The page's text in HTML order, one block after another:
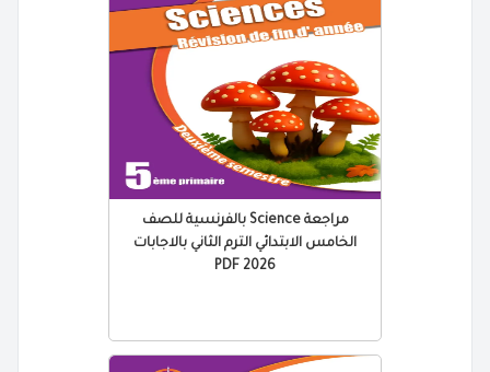
مراجعة Science بالفرنسية للصف
الخامس الابتدائي الترم الثاني بالاجابات
2026 PDF